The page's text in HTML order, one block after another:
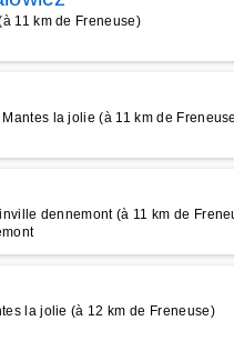
11 km de Freneuse)
la jolie (à 11 km de
dennemont (à 11 km de
la jolie (à 12 km de Freneuse)